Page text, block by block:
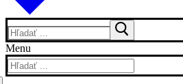
Hľadať:
Menu
Hľadať: